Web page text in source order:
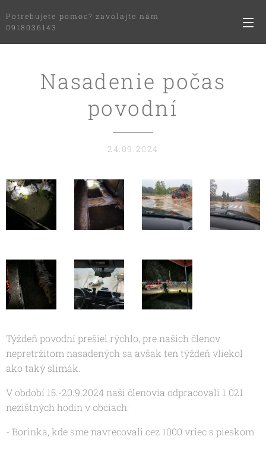
Potrebujete pomoc? zavolajte nám
0918036143
Nasadenie počas
povodní
24.09.2024
Týždeň povodní prešiel rýchlo, pre našich členov
nepretržitom nasadených sa avšak ten týždeň vliekol
ako taký slimák.
V období 15.-20.9.2024 naši členovia odpracovali 1 021
nezištných hodín v obciach:
- Borinka, kde sme navrecovali cez 1000 vriec s pieskom